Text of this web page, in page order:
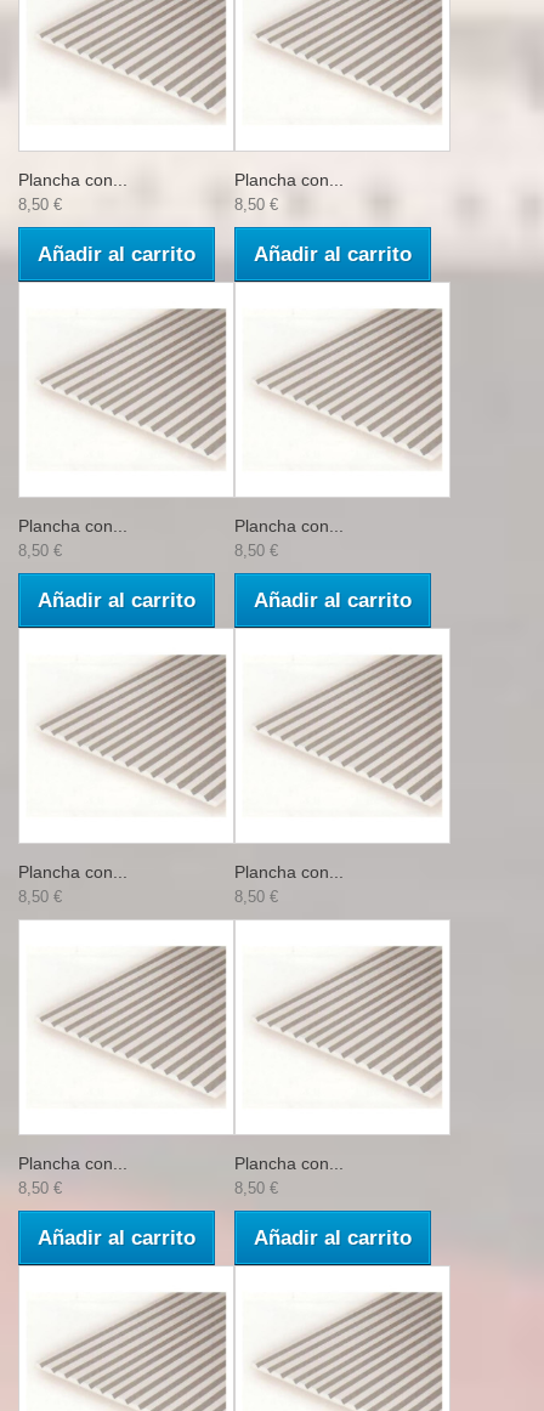
Plancha con...
8,50 €
Añadir al carrito
Plancha con...
8,50 €
Añadir al carrito
Plancha con...
8,50 €
Añadir al carrito
Plancha con...
8,50 €
Añadir al carrito
Plancha con...
8,50 €
Plancha con...
8,50 €
Plancha con...
8,50 €
Añadir al carrito
Plancha con...
8,50 €
Añadir al carrito